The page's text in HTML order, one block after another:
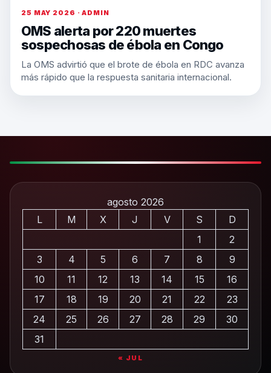
25 MAY 2026 · ADMIN
OMS alerta por 220 muertes
sospechosas de ébola en Congo
La OMS advirtió que el brote de ébola en RDC avanza
más rápido que la respuesta sanitaria internacional.
agosto 2026
L
M X J V S
D
1
2
3
4 5 6 7 8
9
10
11 12 13 14 15
16
17
18 19 20 21 22
23
24
25 26 27 28 29
30
31
« JUL